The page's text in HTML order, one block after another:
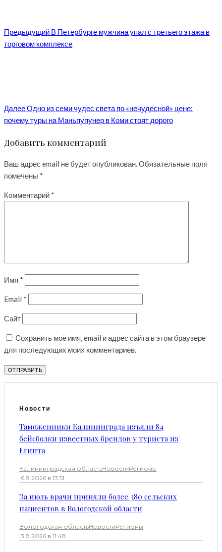
Предыдущий В Петербурге мужчина упал с третьего этажа в
торговом комплексе
ДалееОдно из семи чудес света по «нечудесной» цене:
почему туры на Маньпупунер в Коми стоят дорого
Добавить комментарий
Ваш адрес email не будет опубликован.Обязательные поля
помечены *
Комментарий *
Имя *
Email *
Сайт
Сохранить моё имя, email и адрес сайта в этом браузере
для последующих моих комментариев.
Новости
Таможенники Калининграда изъяли 84
бейсболки известных брендов у туриста из
Египта
Калининградская областьНовостиРегионы
·6.8.2026 в 13:51
За июль врачи приняли более 380 сельских
пациентов в Вологодской области
Вологодская областьНовостиРегионы
·3.8.2026 в 11:48